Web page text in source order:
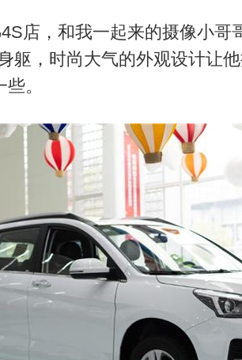
店，和我一起来的摄像小哥
躯，时尚大气的外观设计让
。